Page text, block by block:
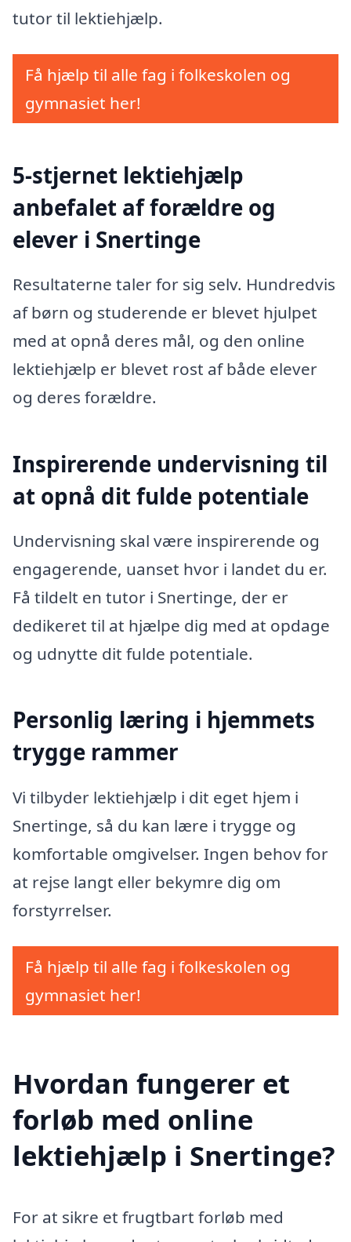
tutor til lektiehjælp.
Få hjælp til alle fag i folkeskolen og
gymnasiet her!
5-stjernet lektiehjælp
anbefalet af forældre og
elever i Snertinge
Resultaterne taler for sig selv. Hundredvis
af børn og studerende er blevet hjulpet
med at opnå deres mål, og den online
lektiehjælp er blevet rost af både elever
og deres forældre.
Inspirerende undervisning til
at opnå dit fulde potentiale
Undervisning skal være inspirerende og
engagerende, uanset hvor i landet du er.
Få tildelt en tutor i Snertinge, der er
dedikeret til at hjælpe dig med at opdage
og udnytte dit fulde potentiale.
Personlig læring i hjemmets
trygge rammer
Vi tilbyder lektiehjælp i dit eget hjem i
Snertinge, så du kan lære i trygge og
komfortable omgivelser. Ingen behov for
at rejse langt eller bekymre dig om
forstyrrelser.
Få hjælp til alle fag i folkeskolen og
gymnasiet her!
Hvordan fungerer et
forløb med online
lektiehjælp i Snertinge?
For at sikre et frugtbart forløb med